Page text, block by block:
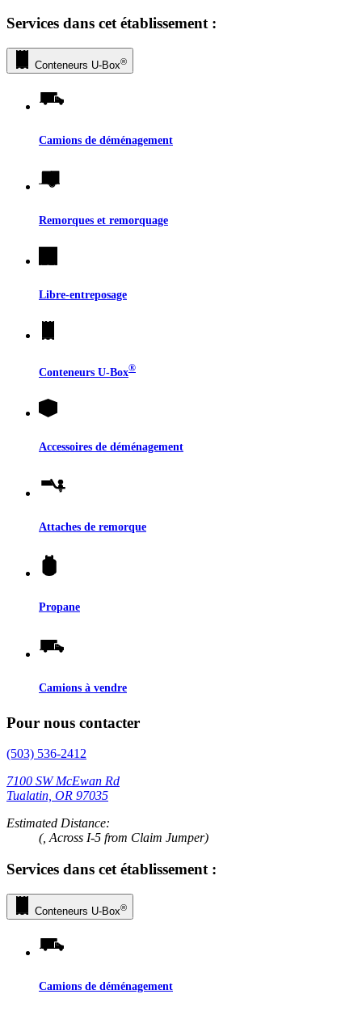
Services dans cet établissement :
Conteneurs U-Box®
Camions de déménagement
Remorques et remorquage
Libre-entreposage
Conteneurs U-Box®
Accessoires de déménagement
Attaches de remorque
Propane
Camions à vendre
Pour nous contacter
(503) 536-2412
7100 SW McEwan Rd
Tualatin, OR 97035
Estimated Distance:
(, Across I-5 from Claim Jumper)
Services dans cet établissement :
Conteneurs U-Box®
Camions de déménagement